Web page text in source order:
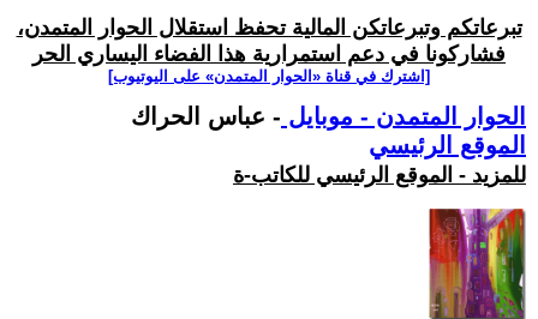
تبرعاتكم وتبرعاتكن المالية تحفظ استقلال الحوار المتمدن،
فشاركونا في دعم استمرارية هذا الفضاء اليساري الحر
[اشترك في قناة ‫«الحوار المتمدن» على اليوتيوب]
الحوار المتمدن - موبايل - عباس الحراك
الموقع الرئيسي
للمزيد - الموقع الرئيسي للكاتب-ة